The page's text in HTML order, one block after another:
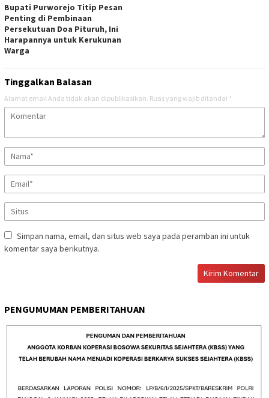
Bupati Purworejo Titip Pesan
Penting di Pembinaan
Persekutuan Doa Pituruh, Ini
Harapannya untuk Kerukunan
Warga
Tinggalkan Balasan
Alamat email Anda tidak akan dipublikasikan. Ruas yang wajib ditandai *
Simpan nama, email, dan situs web saya pada peramban ini untuk
komentar saya berikutnya.
PENGUMUMAN PEMBERITAHUAN